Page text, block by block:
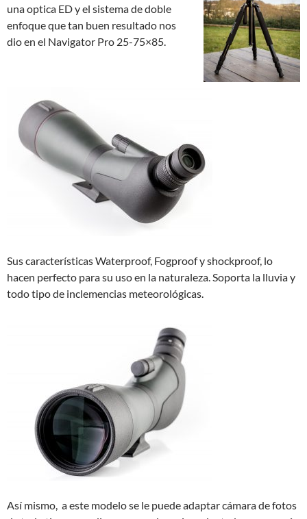
una optica ED y el sistema de doble
enfoque que tan buen resultado nos
dio en el Navigator Pro 25-75×85.
Sus características Waterproof, Fogproof y shockproof, lo
hacen perfecto para su uso en la naturaleza. Soporta la lluvia y
todo tipo de inclemencias meteorológicas.
Así mismo, a este modelo se le puede adaptar cámara de fotos